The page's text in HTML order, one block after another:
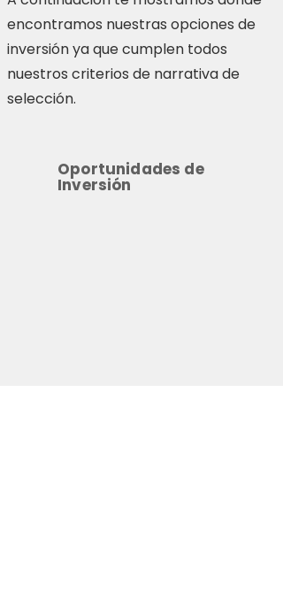
encontramos nuestras opciones de
inversión ya que cumplen todos
nuestros criterios de narrativa de
selección.
Oportunidades de
Inversión